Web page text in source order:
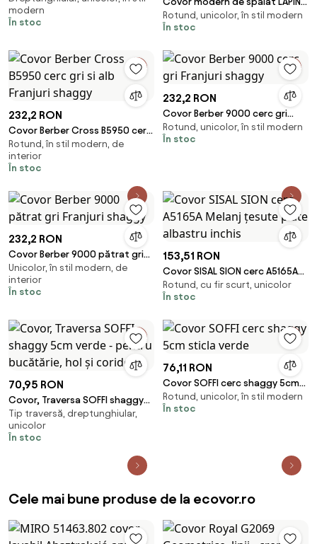
modern
În stoc
cerc shaggy, antiderapant
fildeș / negru
Rotund, unicolor, în stil modern
În stoc
232,2 RON
Covor Berber Cross B5950 cerc
gri si alb Franjuri shaggy
Rotund, în stil modern, de
interior
În stoc
232,2 RON
Covor Berber 9000 cerc gri
Franjuri shaggy
Rotund, unicolor, în stil modern
În stoc
232,2 RON
Covor Berber 9000 pătrat gri
Franjuri shaggy
Unicolor, în stil modern, de
interior
În stoc
153,51 RON
Covor SISAL SION cerc A5165A
Melanj țesute plate albastru
inchis
Rotund, cu fir scurt, unicolor
În stoc
70,95 RON
Covor, Traversa SOFFI shaggy
5cm verde - pentru bucătărie,
hol și coridor
Tip traversă, dreptunghiular,
unicolor
În stoc
76,11 RON
Covor SOFFI cerc shaggy 5cm
sticla verde
Rotund, unicolor, în stil modern
În stoc
Cele mai bune produse de la ecovor.ro